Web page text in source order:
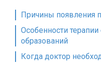
Причины появления
Особенности
образований
Когда доктор